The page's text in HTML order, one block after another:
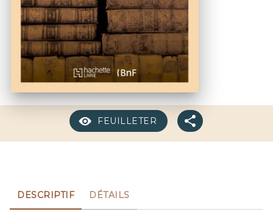
FEUILLETER
DESCRIPTIF DÉTAILS